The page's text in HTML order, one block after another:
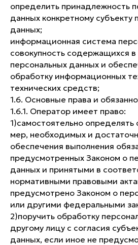
определить принадлежность
данных конкретному субъекту
данных;
информационная система
совокупность содержащихся в
персональных данных и
обработку информационных
технических средств;
1.6. Основные права и
1.6.1. Оператор имеет право:
1)​самостоятельно определять
мер, необходимых и
обеспечения выполнения
предусмотренных Законом о
данных и принятыми в
нормативными правовыми
предусмотрено Законом о
или другими федеральными
2)​поручить обработку
другому лицу с согласия
данных, если иное не